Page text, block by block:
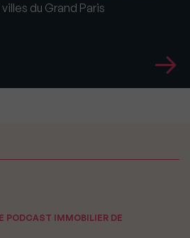
du Grand Paris
PODCAST IMMOBILIER DE